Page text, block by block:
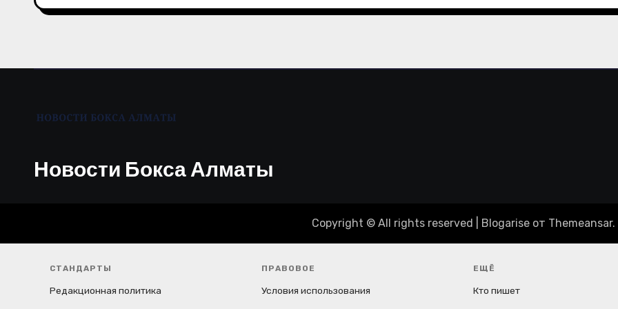
а
с
м
Новости Бокса Алматы
Copyright © All rights reserved Blogarise от Themeansar.
СТАНДАРТЫ
Редакционная политика
ПРАВОВОЕ
Условия использования
ЕЩЁ
Кто пишет